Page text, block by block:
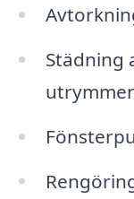
Städning